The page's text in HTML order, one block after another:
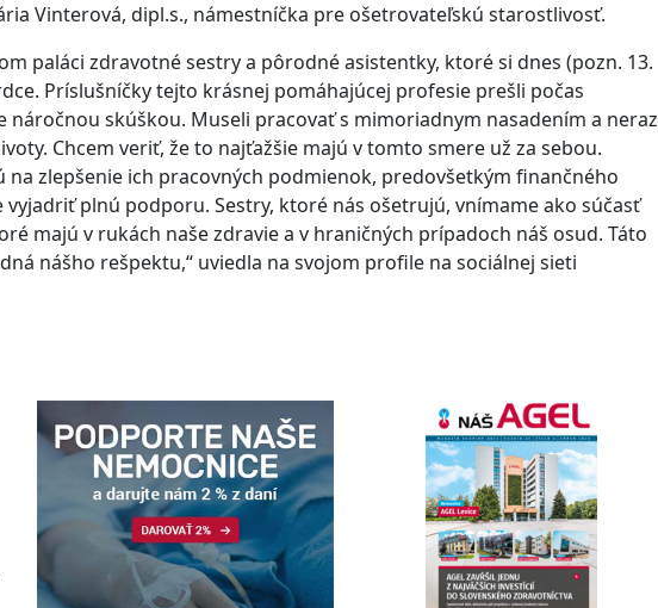
Vinterová, dipl.s., námestníčka pre ošetrovateľskú starostlivosť.
paláci zdravotné sestry a pôrodné asistentky, ktoré si dnes (pozn. 13.
Príslušníčky tejto krásnej pomáhajúcej profesie prešli počas
náročnou skúškou. Museli pracovať s mimoriadnym nasadením a neraz
Chcem veriť, že to najťažšie majú v tomto smere už za sebou.
na zlepšenie ich pracovných podmienok, predovšetkým finančného
plnú podporu. Sestry, ktoré nás ošetrujú, vnímame ako súčasť
majú v rukách naše zdravie a v hraničných prípadoch náš osud. Táto
nášho rešpektu,“ uviedla na svojom profile na sociálnej sieti